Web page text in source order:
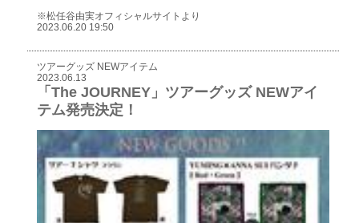
※松任谷由実オフィシャルサイトより
2023.06.20 19:50
ツアーグッズ NEWアイテム
2023.06.13
「The JOURNEY」ツアーグッズ NEWアイ
テム発売決定！